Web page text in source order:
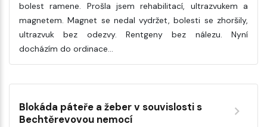
bolest ramene. Prošla jsem rehabilitací, ultrazvukem a
magnetem. Magnet se nedal vydržet, bolesti se zhoršily,
ultrazvuk bez odezvy. Rentgeny bez nálezu. Nyní
docházím do ordinace…
Blokáda páteře a žeber v souvislosti s
Bechtěrevovou nemocí